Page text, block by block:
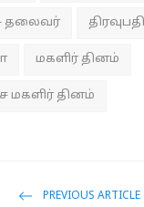
தலைவர்
மகளிர் தினம்
மகளிர் தினம்
PREVIOUS ARTICLE